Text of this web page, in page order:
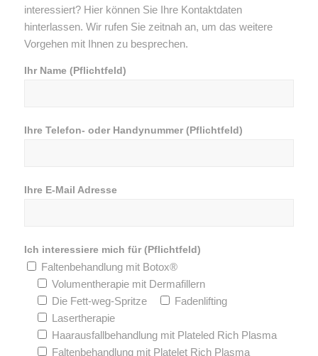
interessiert? Hier können Sie Ihre Kontaktdaten
hinterlassen. Wir rufen Sie zeitnah an, um das weitere
Vorgehen mit Ihnen zu besprechen.
Ihr Name (Pflichtfeld)
Ihre Telefon- oder Handynummer (Pflichtfeld)
Ihre E-Mail Adresse
Ich interessiere mich für (Pflichtfeld)
Faltenbehandlung mit Botox®
Volumentherapie mit Dermafillern
Die Fett-weg-Spritze
Fadenlifting
Lasertherapie
Haarausfallbehandlung mit Plateled Rich Plasma
Faltenbehandlung mit Platelet Rich Plasma